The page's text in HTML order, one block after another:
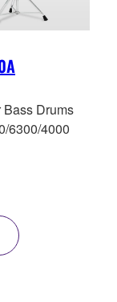
Bass Drums
6300/4000